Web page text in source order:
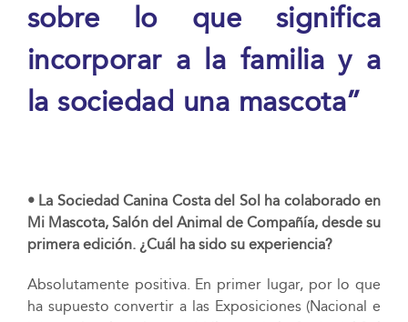
sobre lo que significa
incorporar a la familia y a
la sociedad una mascota”
• La Sociedad Canina Costa del Sol ha colaborado en
Mi Mascota, Salón del Animal de Compañía, desde su
primera edición. ¿Cuál ha sido su experiencia?
Absolutamente positiva. En primer lugar, por lo que
ha supuesto convertir a las Exposiciones (Nacional e